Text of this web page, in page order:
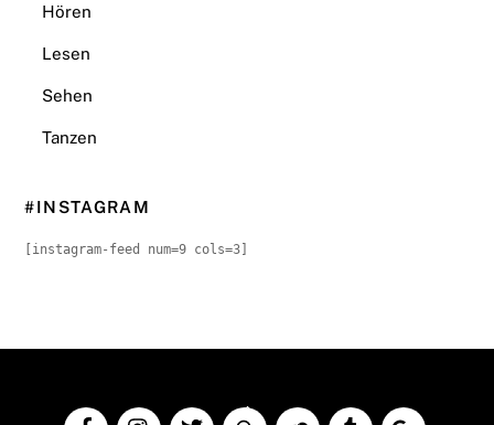
Hören
Lesen
Sehen
Tanzen
#INSTAGRAM
[instagram-feed num=9 cols=3]
Back